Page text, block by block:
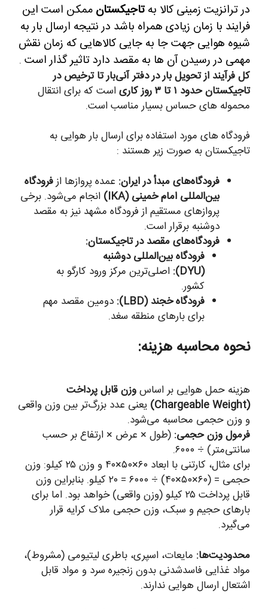
در ترانزیت زمینی کالا بهتاجیکستان ممکن است این
فرایند با زمان زیادی همراه باشد در نتیجه ارسال بار به
شیوه هوایی جهت جا به جایی کالاهایی که زمان نقش
مهمی در رسیدن آن ها به مقصد دارد تاثیر گذار است .
کل فرآیند از تحویل بار در دفتر آنی‌بار تا ترخیص در
تاجیکستان حدود ۱ تا ۳ روز کاری
است که برای انتقال
محموله های حساس بسیار مناسب است.
فرودگاه های مورد استفاده برای ارسال بار هوایی به
تاجیکستان به صورت زیر هستند :
فرودگاه‌های مبدأ در ایران: عمده پروازها ازفرودگاه
بین‌المللی امام خمینی (IKA)
انجام می‌شود. برخی
پروازهای مستقیم از فرودگاه مشهد نیز به مقصد
دوشنبه برقرار است.
فرودگاه‌های مقصد در تاجیکستان:
فرودگاه بین‌المللی دوشنبه
(DYU):
اصلی‌ترین مرکز ورود کارگو به
کشور.
فرودگاه خجند (LBD):
دومین مقصد مهم
برای بارهای منطقه سغد.
نحوه محاسبه هزینه:
هزینه حمل هوایی بر اساسوزن قابل پرداخت
(Chargeable Weight)
یعنی عدد بزرگ‌تر بین وزن واقعی
و وزن حجمی محاسبه می‌شود.
فرمول وزن حجمی: (طول × عرض × ارتفاع بر حسب
سانتی‌متر) ÷ ۶۰۰۰.
برای مثال، کارتنی با ابعاد ۶۰×۵۰×۴۰ و وزن ۲۵ کیلو: وزن
حجمی = (۶۰×۵۰×۴۰) ÷ ۶۰۰۰ = ۲۰ کیلو. بنابراین وزن
قابل پرداخت ۲۵ کیلو (وزن واقعی) خواهد بود. اما برای
بارهای حجیم و سبک، وزن حجمی ملاک کرایه قرار
می‌گیرد.
محدودیت‌ها: مایعات، اسپری، باطری لیتیومی (مشروط)،
مواد غذایی فاسدشدنی بدون زنجیره سرد و مواد قابل
اشتعال ارسال هوایی ندارند.